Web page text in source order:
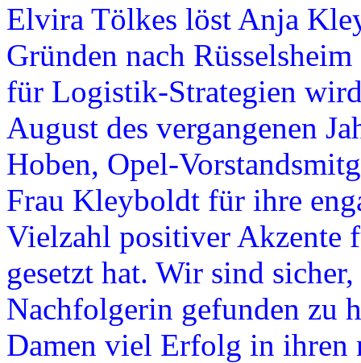
Elvira Tölkes löst Anja
Gründen nach
für Logistik-Strategien
August des vergangenen
Hoben, Opel-
Frau Kleyboldt für ihre
Vielzahl positiver Akzente
gesetzt hat. Wir sind
Nachfolgerin gefunden zu
Damen viel Erfolg in ihren